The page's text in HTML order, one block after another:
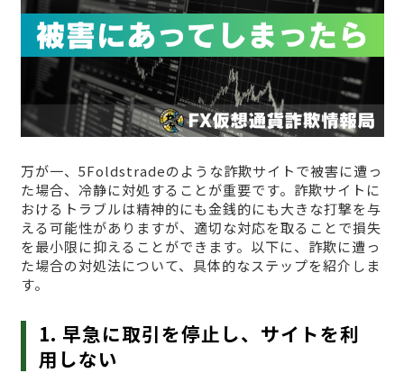
万が一、5Foldstradeのような詐欺サイトで被害に遭っ
た場合、冷静に対処することが重要です。詐欺サイトに
おけるトラブルは精神的にも金銭的にも大きな打撃を与
える可能性がありますが、適切な対応を取ることで損失
を最小限に抑えることができます。以下に、詐欺に遭っ
た場合の対処法について、具体的なステップを紹介しま
す。
1. 早急に取引を停止し、サイトを利
用しない